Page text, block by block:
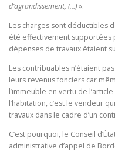
d’agrandissement, (…)».
Les charges sont déductibles
été effectivement supportées
dépenses de travaux étaient
Les contribuables n’étaient
leurs revenus fonciers car
l’immeuble en vertu de
l’habitation, c’est le vendeur
travaux dans le cadre d’un
C’est pourquoi, le Conseil
administrative d’appel de